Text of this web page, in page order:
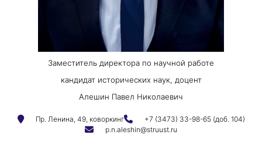
Заместитель директора по научной работе
кандидат исторических наук, доцент
Алешин Павел Николаевич
Пр. Ленина, 49, коворкинг
+7 (3473) 33-98-65 (доб. 104)
p.n.aleshin@struust.ru